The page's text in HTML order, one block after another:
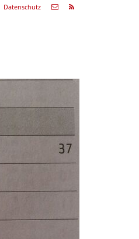
Datenschutz